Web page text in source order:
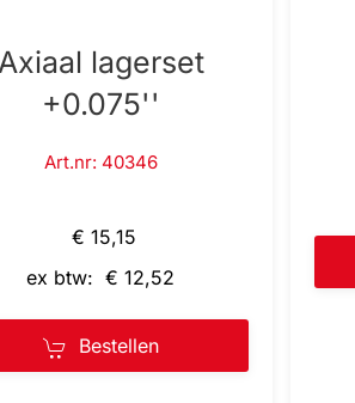
Axiaal lagerset
+0.075''
Art.nr: 40346
€ 15,15
ex btw: € 12,52
Bestellen